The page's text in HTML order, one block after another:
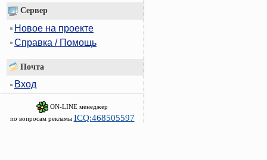
Сервер
Новое на проекте
Справка / Помощь
Почта
Вход
ON-LINE менеджер
по вопросам рекламы ICQ:468505597